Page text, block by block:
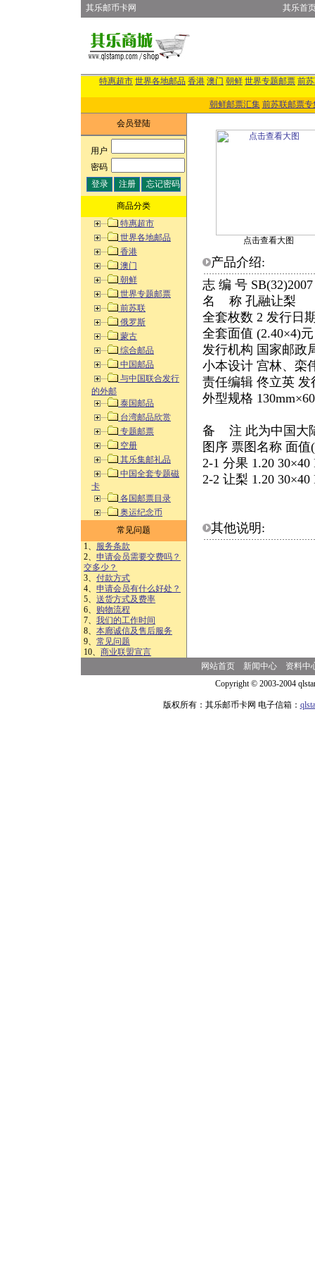
其乐邮币卡网 其乐首
特惠超市 世界各地邮品 香港 澳门 朝鲜 世界专题邮票 前
朝鲜邮票汇集 前苏联邮票专
会员登陆
用户:
密码:
商品分类
特惠超市
世界各地邮品
香港
澳门
朝鲜
世界专题邮票
前苏联
俄罗斯
蒙古
综合邮品
中国邮品
与中国联合发行
的外邮
泰国邮品
台湾邮品欣赏
专题邮票
空册
其乐集邮礼品
中国全套专题磁
卡
各国邮票目录
奥运纪念币
常见问题
1、 服务条款
2、 申请会员需要交费吗？
交多少？
3、 付款方式
4、 申请会员有什么好处？
5、 送货方式及费率
6、 购物流程
7、 我们的工作时间
8、 本廊诚信及售后服务
9、 常见问题
10、 商业联盟宣言
点击查看大图
产品介绍:
志 编 号
名 称 孔融让梨
全套枚数 2 发行日
全套面值 (2.40×4)
发行机构 国家邮政
小本设计 宫林、栾
责任编辑 佟立英
外型规格
备 注 此为中国大
图序 票图名称 面
2-1 分果 1.20
2-2 让梨 1.20
其他说明:
网站首页 新闻中心
资料中
Copyright © 2003-2004
版权所有：其乐邮币卡网 电子信箱：